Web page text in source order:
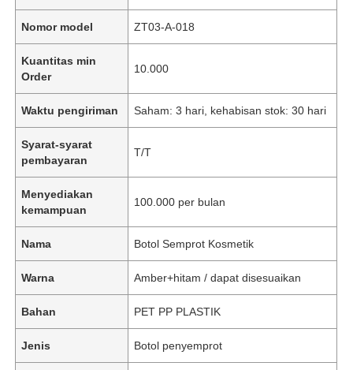
Nomor model ZT03-A-018
Kuantitas min
Order
10.000
Waktu pengiriman Saham: 3 hari, kehabisan stok: 30 hari
Syarat-syarat
pembayaran
T/T
Menyediakan
kemampuan
100.000 per bulan
Nama Botol Semprot Kosmetik
Warna Amber+hitam / dapat disesuaikan
Bahan PET PP PLASTIK
Jenis Botol penyemprot